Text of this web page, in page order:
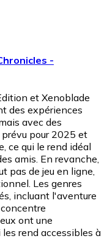
-
et Xenoblade
des expériences
avec des
pour 2025 et
ce qui le rend idéal
amis. En revanche,
pas de jeu en ligne,
Les genres
incluant l'aventure
ont une
rend accessibles à